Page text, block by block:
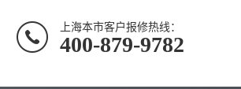
上海本市客户报修热线：
400-879-9782